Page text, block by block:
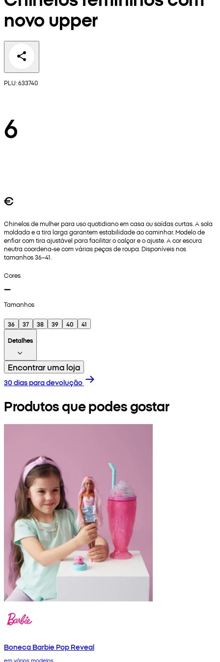
novo upper
PLU: 633740
6
€
Chinelos de mulher para uso quotidiano em casa ou saídas curtas. A sola
moldada e a tira larga garantem estabilidade ao caminhar. Modelo de
enfiar com tira ajustável para facilitar o calçar e o ajuste. A cor escura
neutra coordena-se com várias peças de roupa. Disponíveis nos
tamanhos 36–41.
Cores
Tamanhos
36 37 38 39 40
41
Detalhes
Encontrar uma loja
30 dias para devolução
Produtos que podes gostar
Boneca Barbie Pop Reveal
em vários modelos